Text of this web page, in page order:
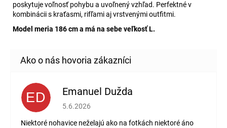
poskytuje voľnosť pohybu a uvoľnený vzhľad. Perfektné v
kombinácii s kraťasmi, rifľami aj vrstvenými outfitmi.
Model meria 186 cm a má na sebe veľkosť L.
ED Emanuel Dužda
Hodnotenie obchodu je 2 z 5 hviezdičiek.
5.6.2026
Niektoré nohavice neželajú ako na fotkách niektoré áno